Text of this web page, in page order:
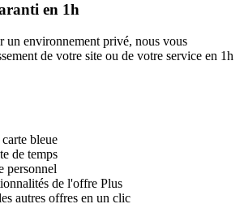
en 1h
un environnement privé, nous vous
de votre site ou de votre service en 1h
bleue
de temps
personnel
de l'offre Plus
autres offres en un clic